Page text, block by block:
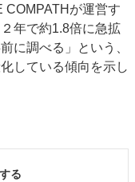
COMPATHが運営す
年で約1.8倍に急拡
に調べる」という、
している傾向を示し
る